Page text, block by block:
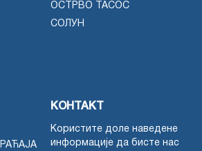
ОСТРВО ТАСОС
СОЛУН
КОНТАКТ
Користите доле наведене
информације да бисте нас